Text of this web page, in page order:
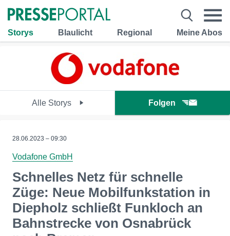
Storys Blaulicht Regional Meine Abos
Alle Storys Folgen
28.06.2023 – 09:30
Vodafone GmbH
Schnelles Netz für schnelle
Züge: Neue Mobilfunkstation in
Diepholz schließt Funkloch an
Bahnstrecke von Osnabrück